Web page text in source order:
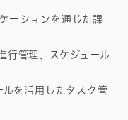
ーションを通じた課
行管理、スケジュール
を活用したタスク管